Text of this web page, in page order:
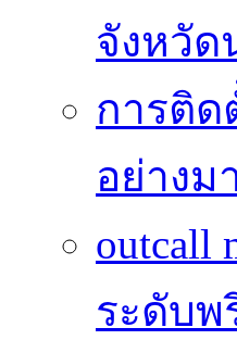
จังหวั
การติด
อย่างม
outcall
ระดับพ